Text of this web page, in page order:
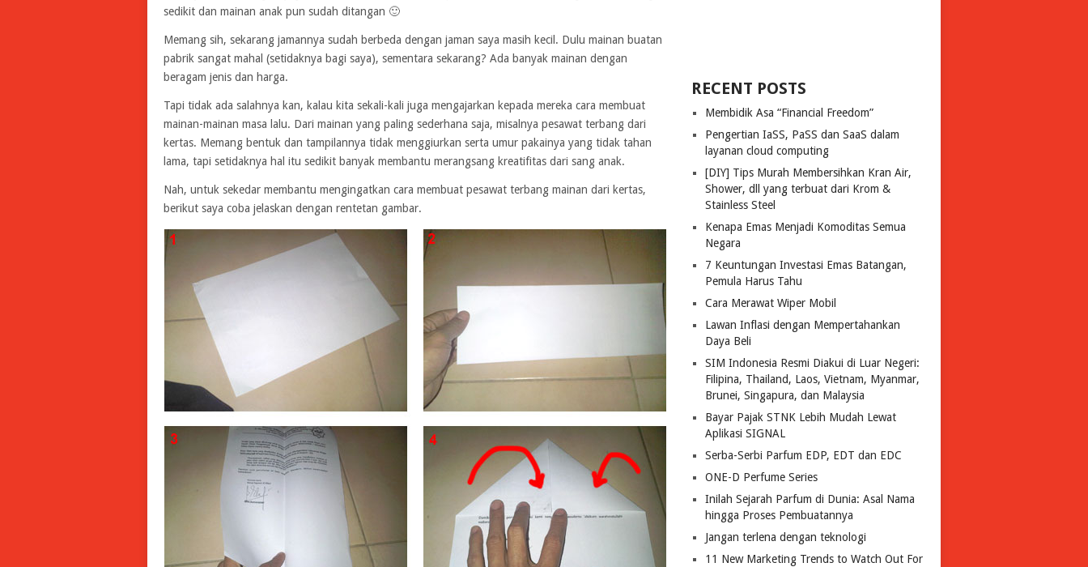
sedikit dan mainan anak pun sudah ditangan 🙂
Memang sih, sekarang jamannya sudah berbeda dengan jaman saya masih kecil. Dulu mainan buatan
pabrik sangat mahal (setidaknya bagi saya), sementara sekarang? Ada banyak mainan dengan
beragam jenis dan harga.
Tapi tidak ada salahnya kan, kalau kita sekali-kali juga mengajarkan kepada mereka cara membuat
mainan-mainan masa lalu. Dari mainan yang paling sederhana saja, misalnya pesawat terbang dari
kertas. Memang bentuk dan tampilannya tidak menggiurkan serta umur pakainya yang tidak tahan
lama, tapi setidaknya hal itu sedikit banyak membantu merangsang kreatifitas dari sang anak.
Nah, untuk sekedar membantu mengingatkan cara membuat pesawat terbang mainan dari kertas,
berikut saya coba jelaskan dengan rentetan gambar.
RECENT POSTS
Membidik Asa “Financial Freedom”
Pengertian IaSS, PaSS dan SaaS dalam
layanan cloud computing
[DIY] Tips Murah Membersihkan Kran Air,
Shower, dll yang terbuat dari Krom &
Stainless Steel
Kenapa Emas Menjadi Komoditas Semua
Negara
7 Keuntungan Investasi Emas Batangan,
Pemula Harus Tahu
Cara Merawat Wiper Mobil
Lawan Inflasi dengan Mempertahankan
Daya Beli
SIM Indonesia Resmi Diakui di Luar Negeri:
Filipina, Thailand, Laos, Vietnam, Myanmar,
Brunei, Singapura, dan Malaysia
Bayar Pajak STNK Lebih Mudah Lewat
Aplikasi SIGNAL
Serba-Serbi Parfum EDP, EDT dan EDC
ONE-D Perfume Series
Inilah Sejarah Parfum di Dunia: Asal Nama
hingga Proses Pembuatannya
Jangan terlena dengan teknologi
11 New Marketing Trends to Watch Out For